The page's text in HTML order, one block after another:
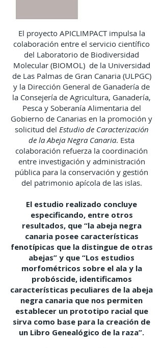
El proyecto APICLIMPACT impulsa la
colaboración entre el servicio científico
del Laboratorio de Biodiversidad
Molecular (BIOMOL) de la Universidad
de Las Palmas de Gran Canaria (ULPGC)
y la Dirección General de Ganadería de
la Consejería de Agricultura, Ganadería,
Pesca y Soberanía Alimentaria del
Gobierno de Canarias en la promoción y
solicitud del Estudio de Caracterización
de la Abeja Negra Canaria. Esta
colaboración refuerza la coordinación
entre investigación y administración
pública para la conservación y gestión
del patrimonio apícola de las islas.
El estudio realizado concluye
especificando, entre otros
resultados, que “la abeja negra
canaria posee características
fenotípicas que la distingue de otras
abejas” y que “Los estudios
morfométricos sobre el ala y la
probóscide, identificamos
características peculiares de la abeja
negra canaria que nos permiten
establecer un prototipo racial que
sirva como base para la creación de
un Libro Genealógico de la raza”.